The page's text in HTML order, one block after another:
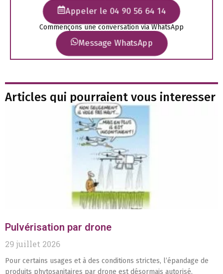
Appeler le 04 90 56 64 14
Commençons une conversation via WhatsApp
Message WhatsApp
Articles qui pourraient vous interesser
Pulvérisation par drone
29 juillet 2026
Pour certains usages et à des conditions strictes, l’épandage de
produits phytosanitaires par drone est désormais autorisé.